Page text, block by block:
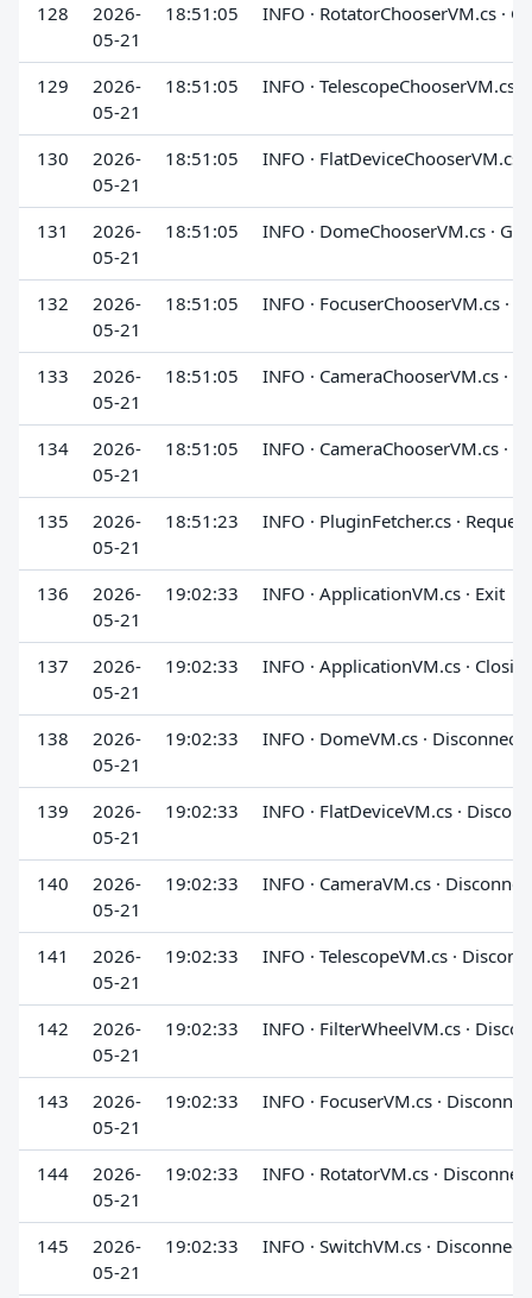
128
2026-
05-21
18:51:05 INFO · RotatorChooserVM.cs ·
129
2026-
05-21
18:51:05 INFO · TelescopeChooserVM.cs
130
2026-
05-21
18:51:05 INFO · FlatDeviceChooserVM.cs
131
2026-
05-21
18:51:05 INFO · DomeChooserVM.cs ·
132
2026-
05-21
18:51:05 INFO · FocuserChooserVM.cs ·
133
2026-
05-21
18:51:05 INFO · CameraChooserVM.cs ·
134
2026-
05-21
18:51:05 INFO · CameraChooserVM.cs ·
135
2026-
05-21
18:51:23 INFO · PluginFetcher.cs ·
136
2026-
05-21
19:02:33 INFO · ApplicationVM.cs · Exit
137
2026-
05-21
19:02:33 INFO · ApplicationVM.cs ·
138
2026-
05-21
19:02:33 INFO · DomeVM.cs · Disconnect
139
2026-
05-21
19:02:33 INFO · FlatDeviceVM.cs ·
140
2026-
05-21
19:02:33 INFO · CameraVM.cs ·
141
2026-
05-21
19:02:33 INFO · TelescopeVM.cs ·
142
2026-
05-21
19:02:33 INFO · FilterWheelVM.cs ·
143
2026-
05-21
19:02:33 INFO · FocuserVM.cs ·
144
2026-
05-21
19:02:33 INFO · RotatorVM.cs · Disconnect
145
2026-
05-21
19:02:33 INFO · SwitchVM.cs · Disconnect